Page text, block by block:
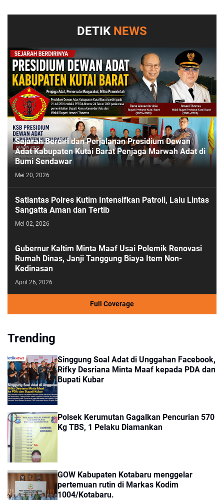
DETIK NEWS
Sejarah Berdiri dan Perjalanan Presidium Dewan
Adat Kabupaten Kutai Barat Penjaga Marwah Adat di
Bumi Sendawar
Mei 20, 2026
Satlantas Polres Kutim Intensifkan Patroli, Lalu Lintas
Sangatta Aman dan Tertib
Mei 02, 2026
Gubernur Kaltim Minta Maaf Usai Polemik Renovasi
Rumah Dinas, Janji Tanggung Biaya Item Non-
Kedinasan
April 26, 2026
Full Coverage
Trending
Singgung Soal Adat di Unggahan Facebook,
Rifky Desriana Minta Maaf kepada PDA dan
Bupati Kubar
Polsek Kerumutan Gagalkan Pencurian 570
Kg TBS, 1 Pelaku Diamankan
GOW Kabupaten Kotabaru menggelar
pertemuan rutin di Markas Kodim
1004/Kotabaru.